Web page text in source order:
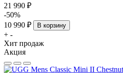
21 990 ₽
-50%
10 990 ₽
В корзину
+ -
Хит продаж
Акция